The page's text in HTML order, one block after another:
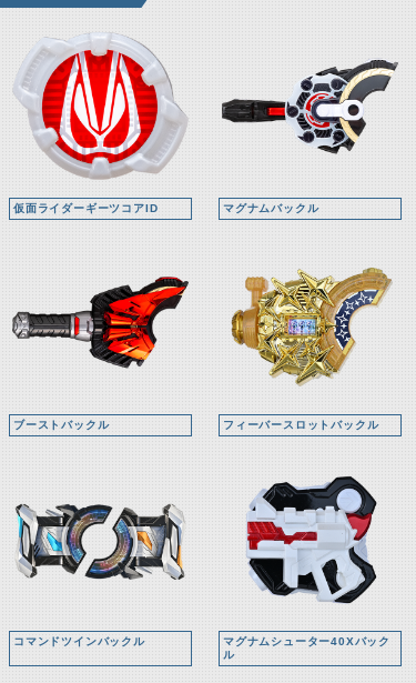
仮面ライダーギーツコアID マグナムバックル
ブーストバックル フィーバースロットバックル
コマンドツインバックル
マグナムシューター40Xバック
ル